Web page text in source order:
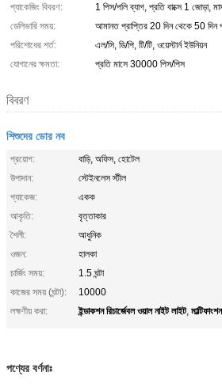
প্যাকেজিং বিবরণ:
1 পিস/পলি ব্যাগ, প্রতি বাক্সে 1 জোড়া,
ডেলিভারি সময়:
আমানত প্রাপ্তির 20 দিন থেকে 50 দিন
পরিশোধের শর্ত:
এল/সি, ডি/পি, টি/টি, ওয়েস্টার্ন ইউনিয়ন
যোগানের ক্ষমতা:
প্রতি মাসে 30000 পিস/পিস
বিবরণ
শিশুদের ডোর নব
প্রয়োগ:
বাড়ি, অফিস, হোটেল
উপাদান:
স্টেইনলেস স্টীল
প্যাকেজ:
একক
আকৃতি:
বৃত্তাকার
শৈলী:
আধুনিক
ওজন:
হালকা
চার্জিং সময়:
1.5 ঘন্টা
কাজের সময় (ঘন্টা):
10000
লক্ষণীয় করা:
ইন্ডাকশন রিচার্জেবল ওয়াল নাইট লাইট,
পণ্যের বর্ণনাঃ